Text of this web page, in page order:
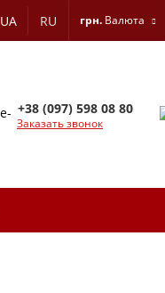
UA RU грн. Валюта
+38 (097) 598 08 80
Заказать звонок